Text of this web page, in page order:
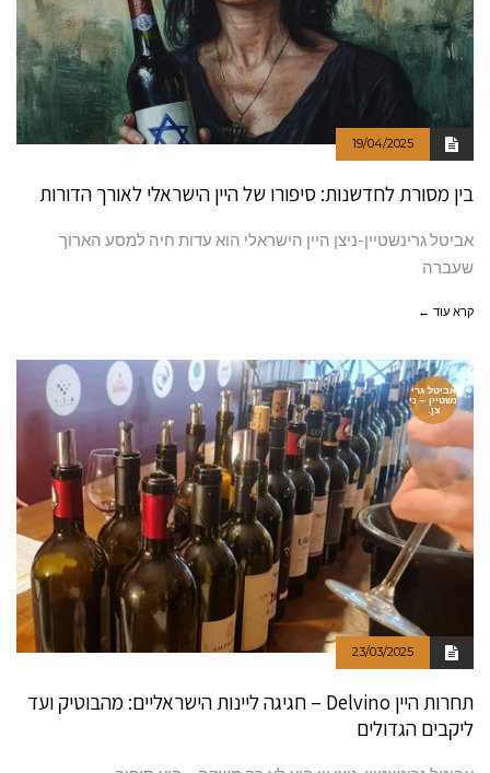
19/04/2025
בין מסורת לחדשנות: סיפורו של היין הישראלי לאורך הדורות
אביטל גרינשטיין-ניצן היין הישראלי הוא עדות חיה למסע הארוך
שעברה
קרא עוד ←
אביטל גרי
נשטיין – ני
צן.
23/03/2025
תחרות היין Delvino – חגיגה ליינות הישראליים: מהבוטיק ועד
ליקבים הגדולים